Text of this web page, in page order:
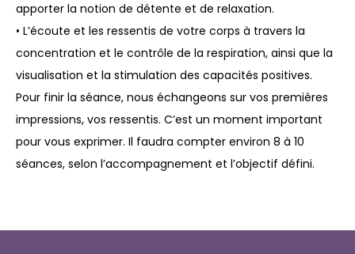
apporter la notion de détente et de relaxation.
• L’écoute et les ressentis de votre corps à travers la
concentration et le contrôle de la respiration, ainsi que la
visualisation et la stimulation des capacités positives.
Pour finir la séance, nous échangeons sur vos premières
impressions, vos ressentis. C’est un moment important
pour vous exprimer. Il faudra compter environ 8 à 10
séances, selon l’accompagnement et l’objectif défini.